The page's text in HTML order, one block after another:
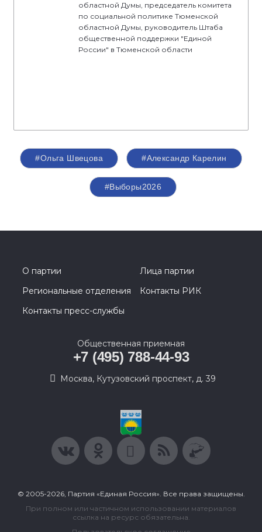
областной Думы, председатель комитета
по социальной политике Тюменской
областной Думы, руководитель Штаба
общественной поддержки "Единой
России" в Тюменской области
#Ольга Швецова #Александр Карелин
#Выборы2026
О партии
Лица партии
Региональные отделения
Контакты РИК
Контакты пресс-службы
Общественная приемная
+7 (495) 788-44-93
Москва, Кутузовский проспект, д. 39
© 2005-2026, Партия «Единая Россия». Все права защищены.
При полном или частичном использовании материалов
ссылка на ресурс обязательна.